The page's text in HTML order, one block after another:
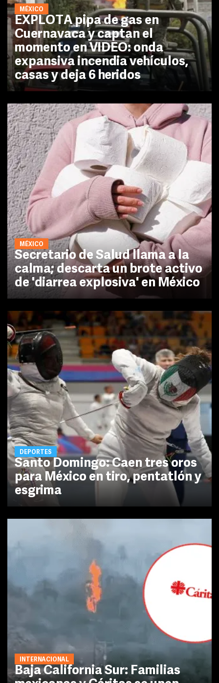
MÉXICO
EXPLOTA pipa de gas en
Cuernavaca y captan el
momento en VIDEO: onda
expansiva incendia vehículos,
casas y deja 6 heridos
MÉXICO
Secretario de Salud llama a la
calma; descarta un brote activo
de 'diarrea explosiva' en México
DEPORTES
Santo Domingo: Caen tres oros
para México en tiro, pentatlón y
esgrima
INTERNACIONAL
Baja California Sur: Familias